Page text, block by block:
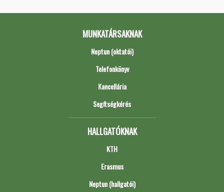
MUNKATÁRSAKNAK
Neptun (oktatói)
Telefonkönyv
Kancellária
Segítségkérés
HALLGATÓKNAK
KTH
Erasmus
Neptun (hallgatói)